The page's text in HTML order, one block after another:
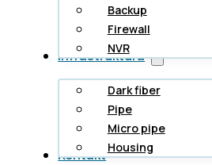
Backup
Firewall
NVR
Infrastruktura
Dark fiber
Pipe
Micro pipe
Housing
Kontakt